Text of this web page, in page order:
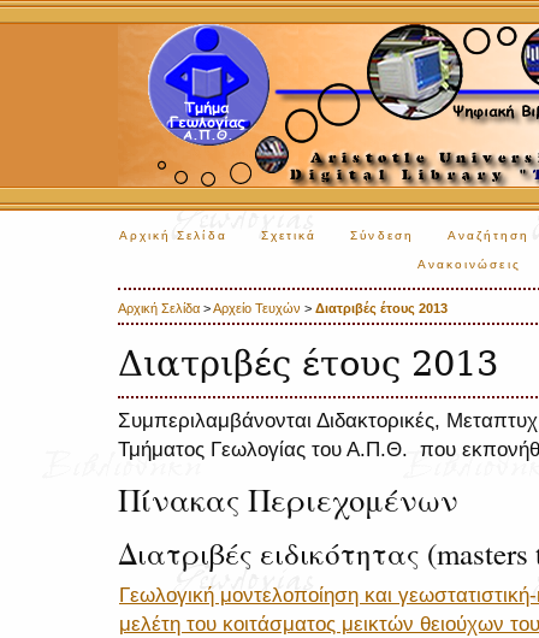
Αρχική Σελίδα Σχετικά Σύνδεση Αναζήτηση
Ανακοινώσεις
Αρχική Σελίδα >Αρχείο Τευχών > Διατριβές έτους 2013
Διατριβές έτους 2013
Συμπεριλαμβάνονται Διδακτορικές,
Τμήματος Γεωλογίας του Α.Π.Θ. που
Πίνακας Περιεχομένων
Διατριβές ειδικότητας (masters
Γεωλογική μοντελοποίηση και
μελέτη του κοιτάσματος μεικτών θειούχων